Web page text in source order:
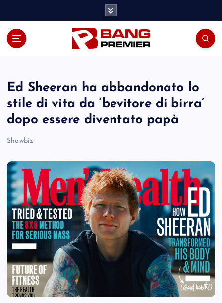
Ed Sheeran ha abbandonato lo
stile di vita da ‘bevitore di birra’
dopo essere diventato papà
Showbiz